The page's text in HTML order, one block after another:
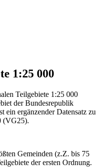
1:25 000
Teilgebiete 1:25 000
der Bundesrepublik
ein ergänzender Datensatz zu
(VG25).
Gemeinden (z.Z. bis 75
der ersten Ordnung.